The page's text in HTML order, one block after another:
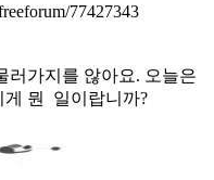
77427343
가지를 않아요. 오늘은
뭔 일이랍니까?